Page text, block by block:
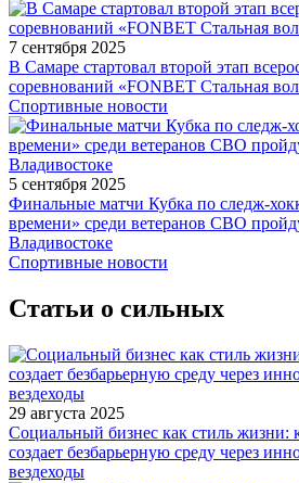
7 сентября 2025
В Самаре стартовал второй этап
соревнований «FONBET Стальная
Спортивные новости
5 сентября 2025
Финальные матчи Кубка по следж-
времени» среди ветеранов СВО
Владивостоке
Спортивные новости
Статьи о сильных
29 августа 2025
Социальный бизнес как стиль жизни:
создает безбарьерную среду через
вездеходы